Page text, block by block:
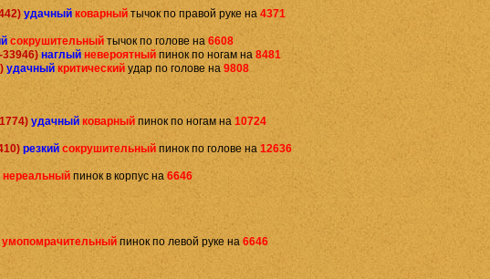
удачный коварный тычок по правой руке на 4371
сокрушительный тычок по голове на 6608
33946) наглый невероятный пинок по ногам на 8481
удачный критический удар по голове на 9808
удачный коварный пинок по ногам на 10724
резкий сокрушительный пинок по голове на 12636
нереальный пинок в корпус на 6646
умопомрачительный пинок по левой руке на 6646